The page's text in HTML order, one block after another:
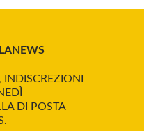
DI POSTA